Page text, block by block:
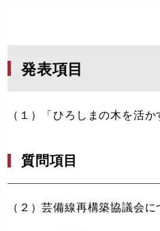
発表項目
（１）「ひろしまの木を活
質問項目
（２）芸備線再構築協議会に